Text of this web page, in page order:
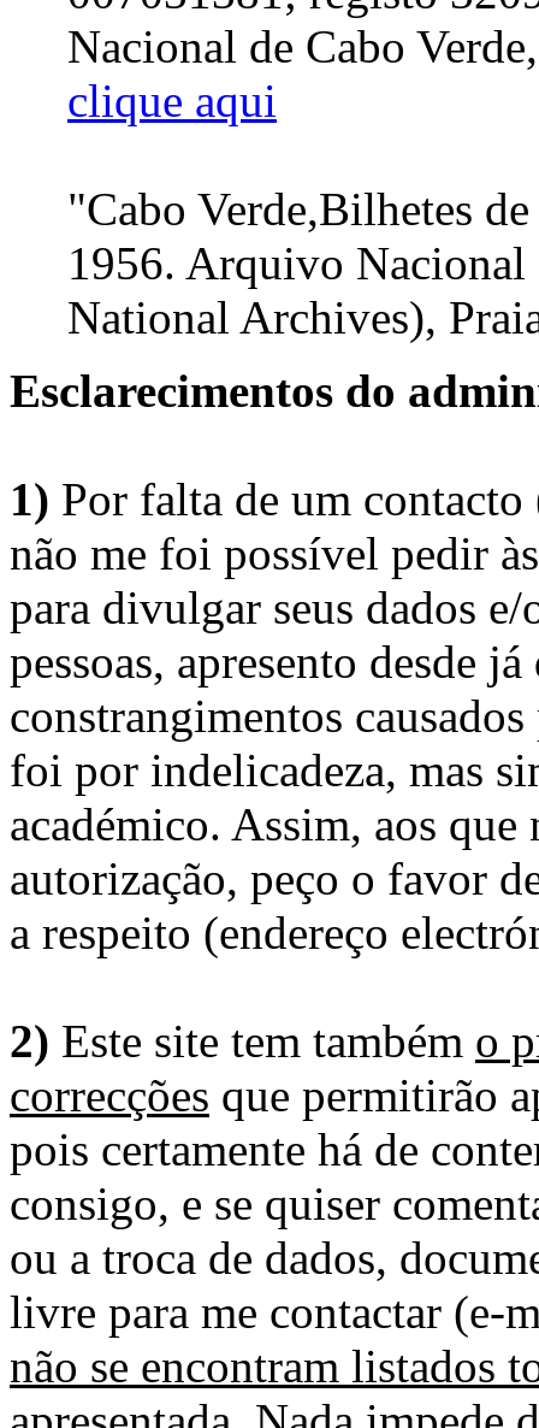
Nacional de Cabo
clique aqui
"Cabo Verde,Bilhetes
1956. Arquivo Nacional
National Archives),
Esclarecimentos do
1) Por falta de um
não me foi possível pedir
para divulgar seus dados
pessoas, apresento desde
constrangimentos
foi por indelicadeza, mas
académico. Assim, aos
autorização, peço o favor
a respeito (endereço
2) Este site tem também o
correcções que permitirão
pois certamente há de
consigo, e se quiser
ou a troca de dados,
livre para me contactar (e-
não se encontram listados